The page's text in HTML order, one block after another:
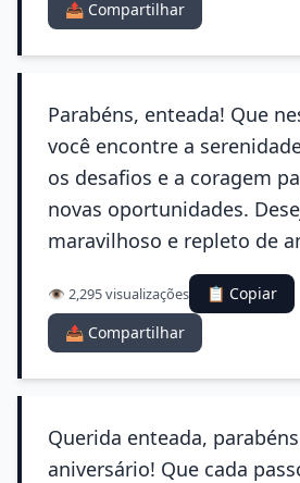
📤 Compartilhar
Parabéns, enteada! Que
você encontre a
os desafios e a coragem
novas oportunidades.
maravilhoso e repleto de
👁️ 2,295 visualizações
📋 Copiar
📤 Compartilhar
Querida enteada,
aniversário! Que cada